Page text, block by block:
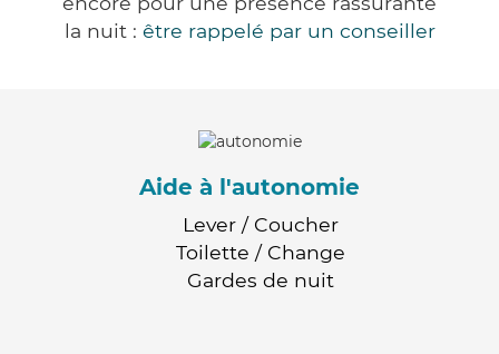
la nuit : être rappelé par un conseiller
Aide à l'autonomie
Lever / Coucher
Toilette / Change
Gardes de nuit